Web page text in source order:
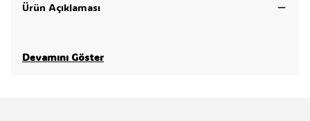
Ürün Açıklaması
Devamını Göster